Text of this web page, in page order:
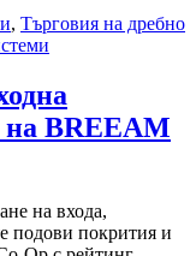
, Търговия на дребно
на BREEAM
на входа,
подови покрития и